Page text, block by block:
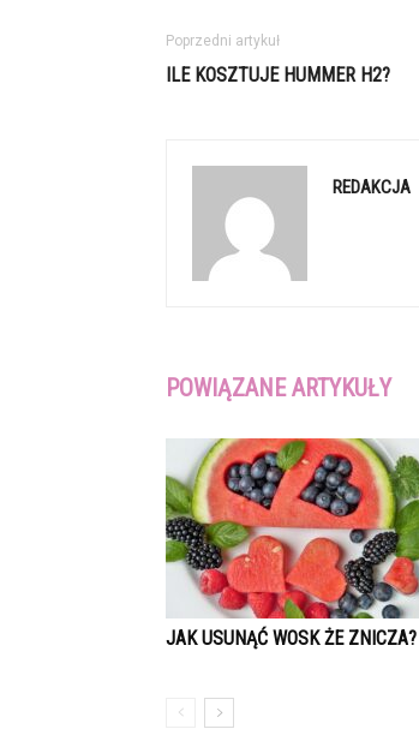
Poprzedni artykuł
ILE KOSZTUJE HUMMER H2?
REDAKCJA
POWIĄZANE ARTYKUŁY
JAK USUNĄĆ WOSK ŻE ZNICZA?